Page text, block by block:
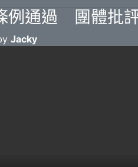
例通過 團體批
Jacky